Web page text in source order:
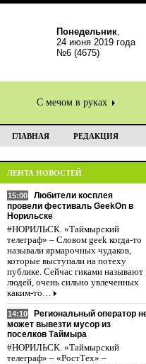
Понедельник,
24 июня 2019 года
№6 (4675)
С мечом в руках
ГЛАВНАЯ РЕДАКЦИЯ
ЛЕНТА НОВОСТЕЙ
15:00
Любители косплея
провели фестиваль GeekOn в
Норильске
#НОРИЛЬСК. «Таймырский
телеграф» – Словом geek когда-то
называли ярмарочных чудаков,
которые выступали на потеху
публике. Сейчас гиками называют
людей, очень сильно увлеченных
каким-то…
14:10
Региональный оператор
может вывезти мусор из
поселков Таймыра
#НОРИЛЬСК. «Таймырский
телеграф» – «РостТех» –